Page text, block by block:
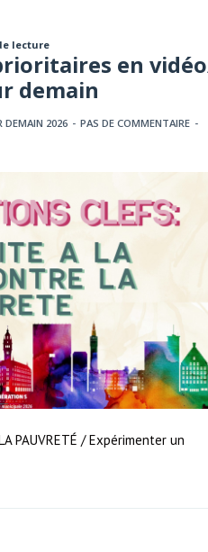
lecture
en
demain
DEMAIN 2026 - PAS DE COMMENTAIRE -
PAUVRETÉ / Expérimenter un